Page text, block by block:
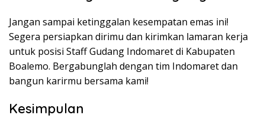
Jangan sampai ketinggalan kesempatan emas ini!
Segera persiapkan dirimu dan kirimkan lamaran kerja
untuk posisi Staff Gudang Indomaret di Kabupaten
Boalemo. Bergabunglah dengan tim Indomaret dan
bangun karirmu bersama kami!
Kesimpulan